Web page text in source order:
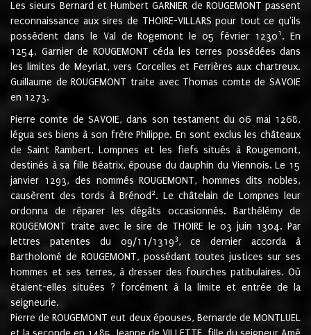
Les sieurs Bernard et Humbert GARNIER de ROUGEMONT passent
reconnaissance aux sires de THOIRE-VILLARS pour tout ce qu'ils
possèdent dans le Val de Rogemont le 05 février 12301 . En
1254, Garnier de ROUGEMONT céda les terres possédées dans
les limites de Meyriat, vers Corcelles et Ferrières aux chartreux.
Guillaume de ROUGEMONT traite avec Thomas comte de SAVOIE
en 1273.
Pierre comte de SAVOIE, dans son testament du 06 mai 1268,
légua ses biens à son frère Philippe. En sont exclus les châteaux
de Saint Rambert, Lompnes et les fiefs situés à Rougemont,
destinés à sa fille Béatrix, épouse du dauphin du Viennois. Le 15
janvier 1293, des nommés ROUGEMONT, hommes dits nobles,
causèrent des tords à Brénod 2. Le châtelain de Lompnes leur
ordonna de réparer les dégâts occasionnés. Barthélémy de
ROUGEMONT traite avec le sire de THOIRE le 03 juin 1304. Par
lettres patentes du 09/11/13193, ce dernier accorda à
Bartholomé de ROUGEMONT, possédant toutes justices sur ses
hommes et ses terres, à dresser des fourches patibulaires. Où
étaient-elles situées ? forcément à la limite et entrée de la
seigneurie.
Pierre de ROUGEMONT eut deux épouses, Bernarde de MONTLUEL